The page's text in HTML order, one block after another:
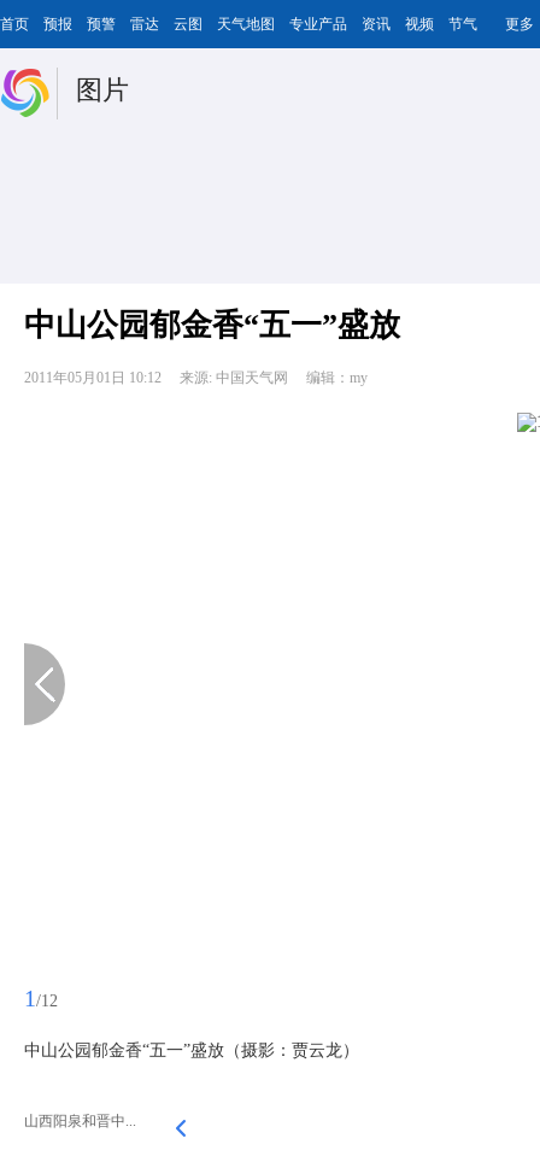
首页 预报 预警 雷达 云图 天气地图 专业产品 资讯 视频 节气 更多
图片
中山公园郁金香“五一”盛放
2011年05月01日 10:12 来源: 中国天气网 编辑：my
1 /12
中山公园郁金香“五一”盛放（摄影：贾云龙）
山西阳泉和晋中...